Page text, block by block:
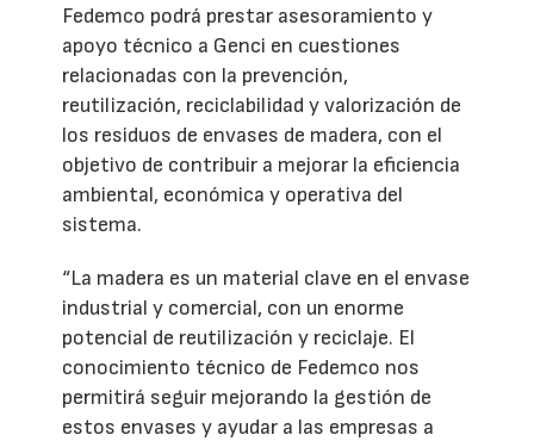
Fedemco podrá prestar asesoramiento y
apoyo técnico a Genci en cuestiones
relacionadas con la prevención,
reutilización, reciclabilidad y valorización de
los residuos de envases de madera, con el
objetivo de contribuir a mejorar la eficiencia
ambiental, económica y operativa del
sistema.
“La madera es un material clave en el envase
industrial y comercial, con un enorme
potencial de reutilización y reciclaje. El
conocimiento técnico de Fedemco nos
permitirá seguir mejorando la gestión de
estos envases y ayudar a las empresas a